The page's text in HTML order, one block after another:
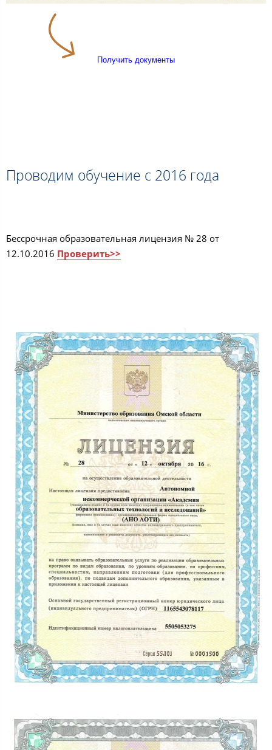
Получить документы
Проводим обучение с 2016 года
Бессрочная образовательная лицензия № 28 от
12.10.2016 Проверить>>